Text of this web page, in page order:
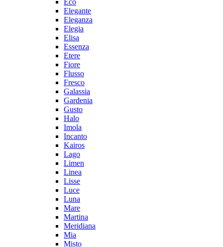
Elegante
Eleganza
Elegia
Elisa
Essenza
Etere
Fiore
Flusso
Fresco
Galassia
Gardenia
Gusto
Halo
Imola
Incanto
Kairos
Lago
Limen
Linea
Lisse
Luce
Luna
Mare
Martina
Meridiana
Mia
Misto